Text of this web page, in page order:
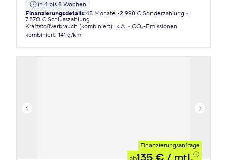
in 4 bis 8 Wochen
Finanzierungsdetails:48 Monate 2.998 € Sonderzahlung
7.870 € Schlusszahlung
Kraftstoffverbrauch (kombiniert): k.A.
CO₂-Emissionen
kombiniert: 141 g/km
Finanzierungsanfrage